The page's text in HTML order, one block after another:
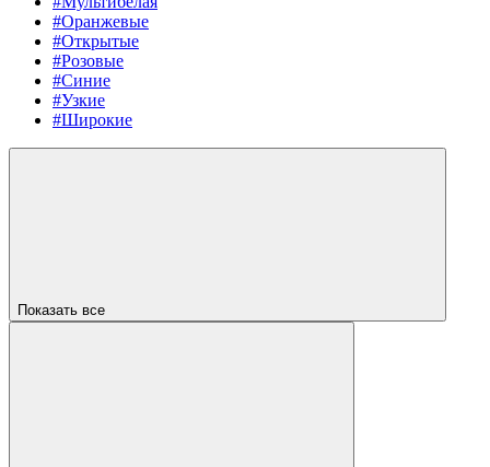
#Оранжевые
#Открытые
#Розовые
#Синие
#Узкие
#Широкие
Показать все